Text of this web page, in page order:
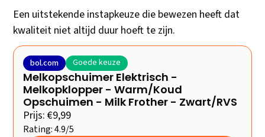
Een uitstekende instapkeuze die bewezen heeft dat
kwaliteit niet altijd duur hoeft te zijn.
bol.com Goede keuze
Melkopschuimer Elektrisch -
Melkopklopper - Warm/Koud
Opschuimen - Milk Frother - Zwart/RVS
Prijs: €9,99
Rating: 4.9/5